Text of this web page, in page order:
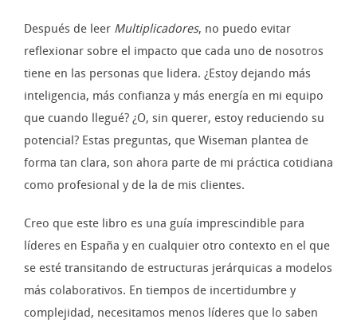
Después de leer Multiplicadores, no puedo evitar
reflexionar sobre el impacto que cada uno de nosotros
tiene en las personas que lidera. ¿Estoy dejando más
inteligencia, más confianza y más energía en mi equipo
que cuando llegué? ¿O, sin querer, estoy reduciendo su
potencial? Estas preguntas, que Wiseman plantea de
forma tan clara, son ahora parte de mi práctica cotidiana
como profesional y de la de mis clientes.
Creo que este libro es una guía imprescindible para
líderes en España y en cualquier otro contexto en el que
se esté transitando de estructuras jerárquicas a modelos
más colaborativos. En tiempos de incertidumbre y
complejidad, necesitamos menos líderes que lo saben